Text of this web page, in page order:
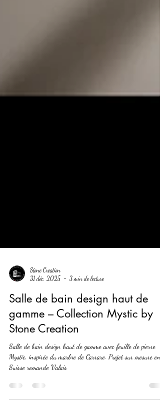
31 déc. 2025
3 min de lecture
Salle de bain design haut de
gamme – Collection Mystic by
Stone Creation
Salle de bain design haut de gamme avec feuille de pierre
Suisse romande Valais